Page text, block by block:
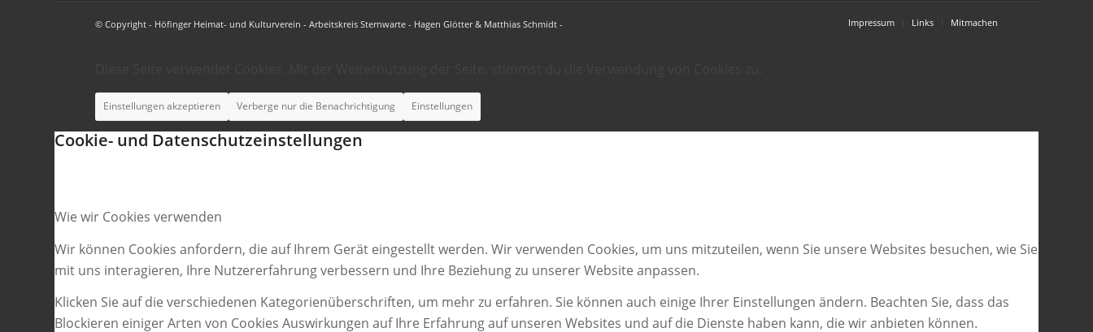
© Copyright - Höfinger Heimat- und Kulturverein - Arbeitskreis Sternwarte - Hagen Glötter & Matthias Schmidt - Impressum Links Mitmachen
Einstellungen akzeptieren Verberge nur die Benachrichtigung Einstellungen
Cookie- und Datenschutzeinstellungen
Wie wir Cookies verwenden
Wir können Cookies anfordern, die auf Ihrem Gerät eingestellt werden. Wir verwenden Cookies, um uns mitzuteilen, wenn Sie unsere Websites besuchen, wie Sie
mit uns interagieren, Ihre Nutzererfahrung verbessern und Ihre Beziehung zu unserer Website anpassen.
Klicken Sie auf die verschiedenen Kategorienüberschriften, um mehr zu erfahren. Sie können auch einige Ihrer Einstellungen ändern. Beachten Sie, dass das
Blockieren einiger Arten von Cookies Auswirkungen auf Ihre Erfahrung auf unseren Websites und auf die Dienste haben kann, die wir anbieten können.